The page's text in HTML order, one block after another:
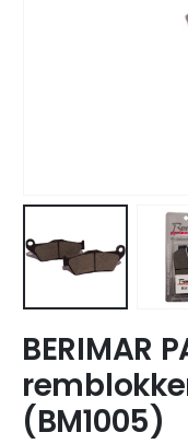
BERIMAR
(BM1005)